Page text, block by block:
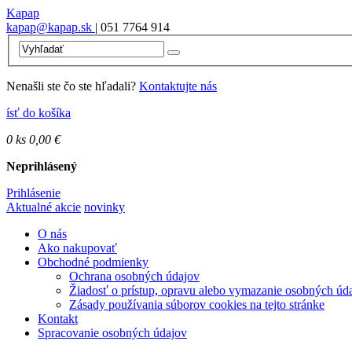
Kapap
kapap@kapap.sk | 051 7764 914
Nenašli ste čo ste hľadali? Kontaktujte nás
ísť do košíka
0 ks 0,00 €
Neprihlásený
Prihlásenie
Aktualné akcie novinky
O nás
Ako nakupovať
Obchodné podmienky
Ochrana osobných údajov
Žiadosť o prístup, opravu alebo vymazanie osobných
Zásady používania súborov cookies na tejto stránke
Kontakt
Spracovanie osobných údajov